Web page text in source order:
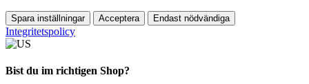
Spara inställningar Acceptera Endast nödvändiga
Integritetspolicy
Bist du im richtigen Shop?